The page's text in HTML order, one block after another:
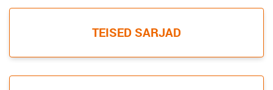
TEISED SARJAD